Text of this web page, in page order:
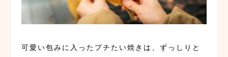
可愛い包みに入ったプチたい焼きは、ずっしりと